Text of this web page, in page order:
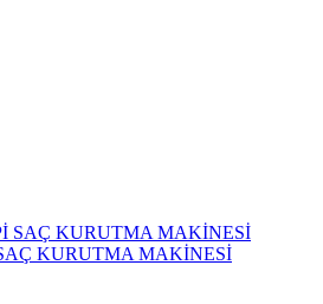
KURUTMA MAKİNESİ